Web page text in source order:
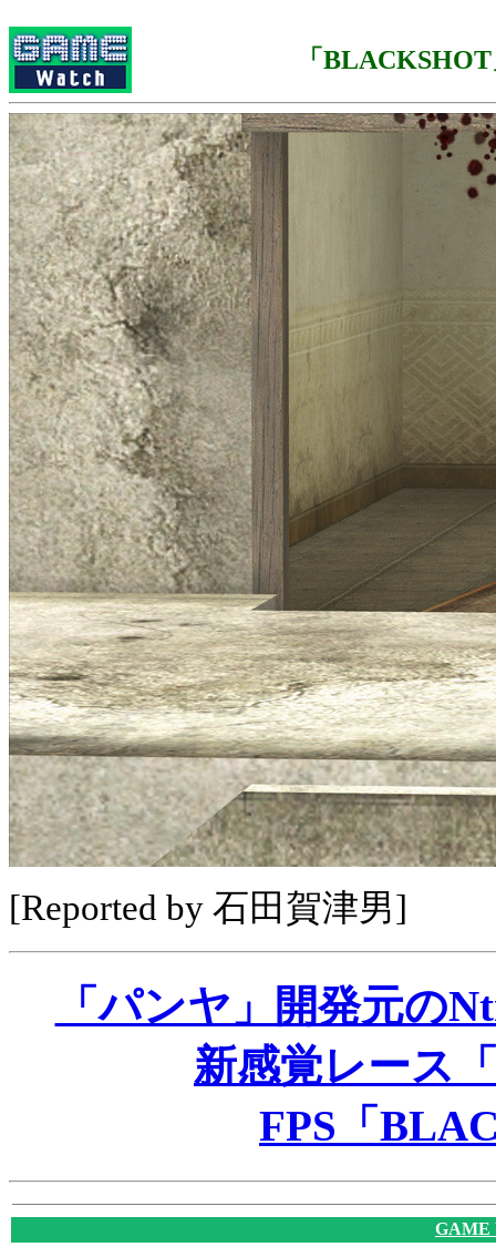
「
[Reported by 石田賀津男]
「パンヤ」開発元の
新感覚レース
FPS「
GAME